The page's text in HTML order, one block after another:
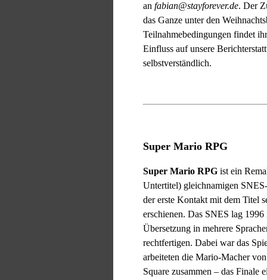
an fabian@stayforever.de. Der
das Ganze unter den
Teilnahmebedingungen findet
Einfluss auf unsere
selbstverständlich.
Super Mario RPG
Super Mario RPG ist ein
Untertitel) gleichnamigen
der erste Kontakt mit dem Titel
erschienen. Das SNES lag
Übersetzung in mehrere
rechtfertigen. Dabei war das
arbeiteten die Mario-Macher
Square zusammen – das Finale